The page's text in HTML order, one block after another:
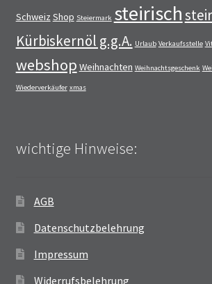
Schweiz Shop Steiermark steirisch
Kürbiskernöl g.g.A. Urlaub Verkaufsstelle
webshop Weihnachten Weihnachtsgeschenk
Wiederverkäufer xmas
wichtige Hinweise:
AGB
Datenschutzbelehrung
Impressum
Widerrufsbelehrung